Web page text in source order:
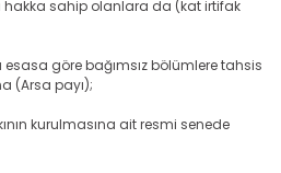
hakka sahip olanlara da (kat irtifak
esasa göre bağımsız bölümlere tahsis
(Arsa payı);
kurulmasına ait resmi senede